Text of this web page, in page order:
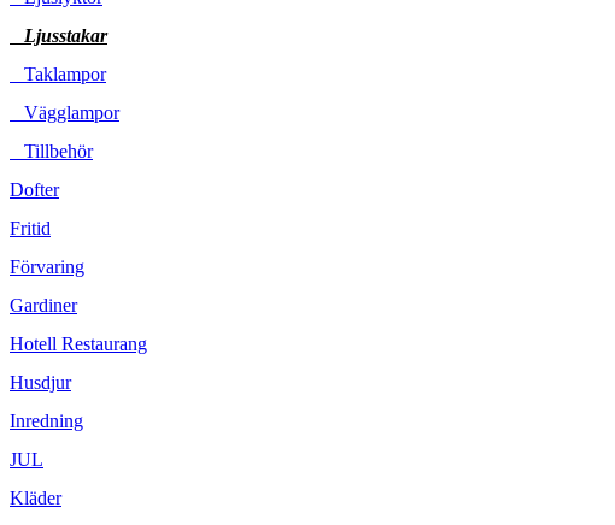
Ljusstakar
Taklampor
Vägglampor
Tillbehör
Dofter
Fritid
Förvaring
Gardiner
Hotell Restaurang
Husdjur
Inredning
JUL
Kläder